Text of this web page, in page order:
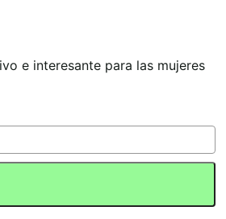
e interesante para las mujeres